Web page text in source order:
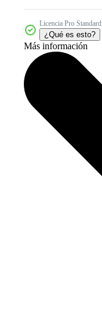
Licencia Pro Standard
¿Qué es esto?
Más información